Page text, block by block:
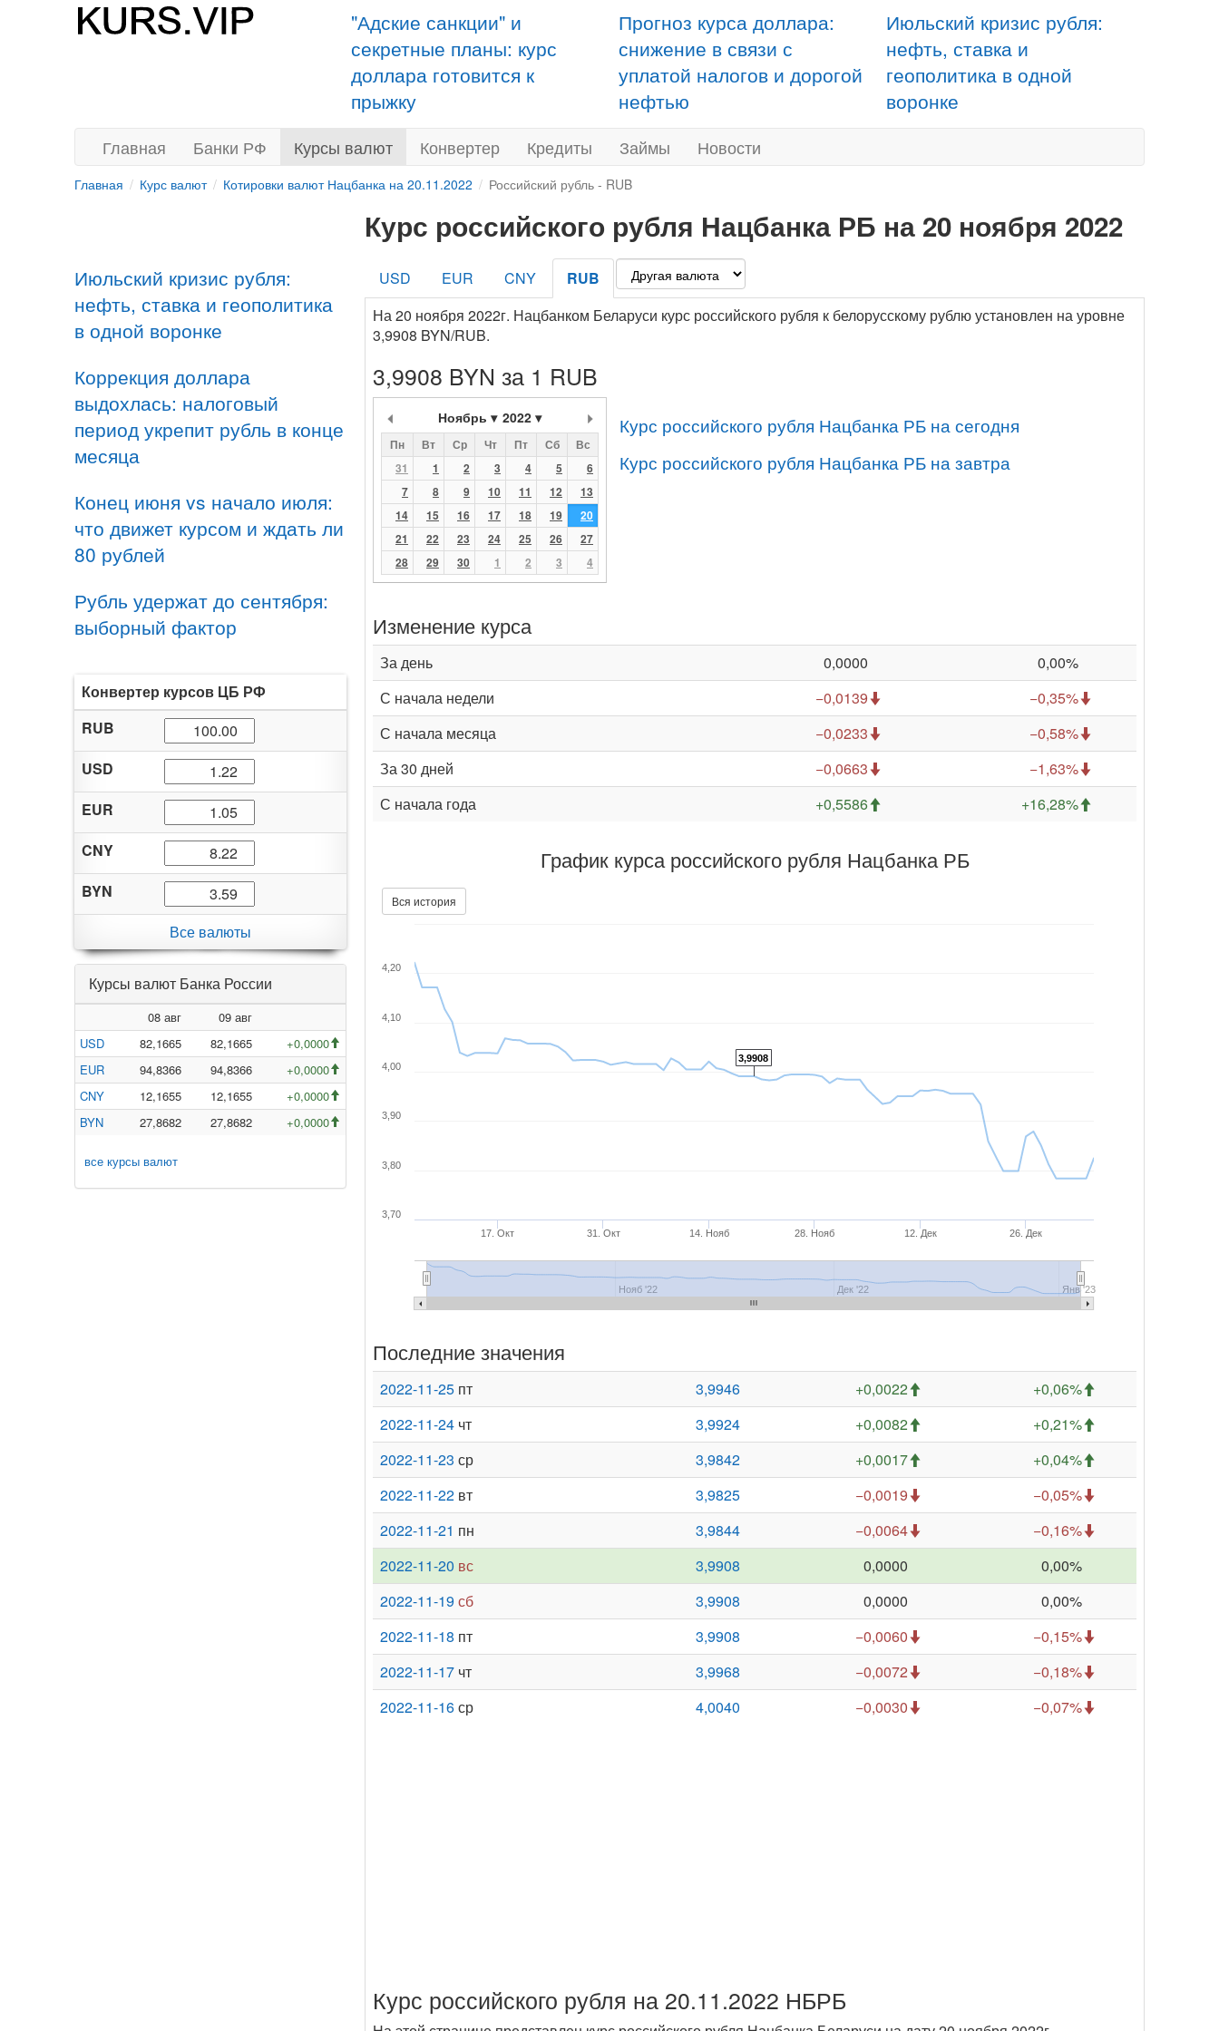
"Адские санкции" и
секретные планы: курс
доллара готовится к
прыжку
Прогноз курса доллара:
снижение в связи с
уплатой налогов и дорогой
нефтью
Июльский кризис рубля:
нефть, ставка и
геополитика в одной
воронке
Главная Банки РФ Курсы валют Конвертер Кредиты Займы Новости
Главная Курс валют Котировки валют Нацбанка на 20.11.2022 Российский рубль - RUB
Июльский кризис рубля:
нефть, ставка и геополитика
в одной воронке
Коррекция доллара
выдохлась: налоговый
период укрепит рубль в конце
месяца
Конец июня vs начало июля:
что движет курсом и ждать ли
80 рублей
Рубль удержат до сентября:
выборный фактор
Конвертер курсов ЦБ РФ
RUB
USD
EUR
CNY
BYN
Все валюты
Курсы валют Банка России
08 авг
09 авг
USD
82,1665 82,1665
+0,0000
EUR
94,8366 94,8366
+0,0000
CNY
12,1655 12,1655
+0,0000
BYN
27,8682 27,8682 +0,0000
все курсы валют
Курс российского рубля Нацбанка РБ на 20 ноября 2022
USD EUR CNY
RUB
На 20 ноября 2022г. Нацбанком Беларуси курс российского рубля к белорусскому рублю установлен на уровне
3,9908 BYN/RUB.
3,9908 BYN за 1 RUB
Ноябрь 2022
Пн Вт Ср Чт Пт Сб
Вс
31
1 2 3 4 5
6
7
8 9 10 11 12
13
14
15 16 17 18 19
20
21
22 23 24 25 26
27
28
29 30 1 2 3 4
Курс российского рубля Нацбанка РБ на сегодня
Курс российского рубля Нацбанка РБ на завтра
Изменение курса
За день 0,0000
0,00%
С начала недели
−0,0139
−0,35%
С начала месяца
−0,0233
−0,58%
За 30 дней
−0,0663
−1,63%
С начала года
+0,5586 +16,28%
График курса российского рубля Нацбанка РБ
Вся история
3,9908
17. Окт 31. Окт 14. Нояб 28. Нояб 12. Дек 26. Дек
Нояб '22 Дек '22 Янв '23
3,70
3,80
3,90
4,00
4,10
4,20
Последние значения
2022-11-25 пт 3,9946 +0,0022
+0,06%
2022-11-24 чт 3,9924 +0,0082
+0,21%
2022-11-23 ср 3,9842 +0,0017
+0,04%
2022-11-22 вт 3,9825 −0,0019
−0,05%
2022-11-21 пн 3,9844 −0,0064
−0,16%
2022-11-20 вс 3,9908 0,0000
0,00%
2022-11-19сб 3,9908 0,0000
0,00%
2022-11-18 пт 3,9908 −0,0060
−0,15%
2022-11-17 чт 3,9968 −0,0072
−0,18%
2022-11-16ср 4,0040 −0,0030 −0,07%
Курс российского рубля на 20.11.2022 НБРБ